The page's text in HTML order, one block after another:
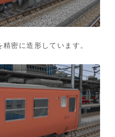
密に造形しています。